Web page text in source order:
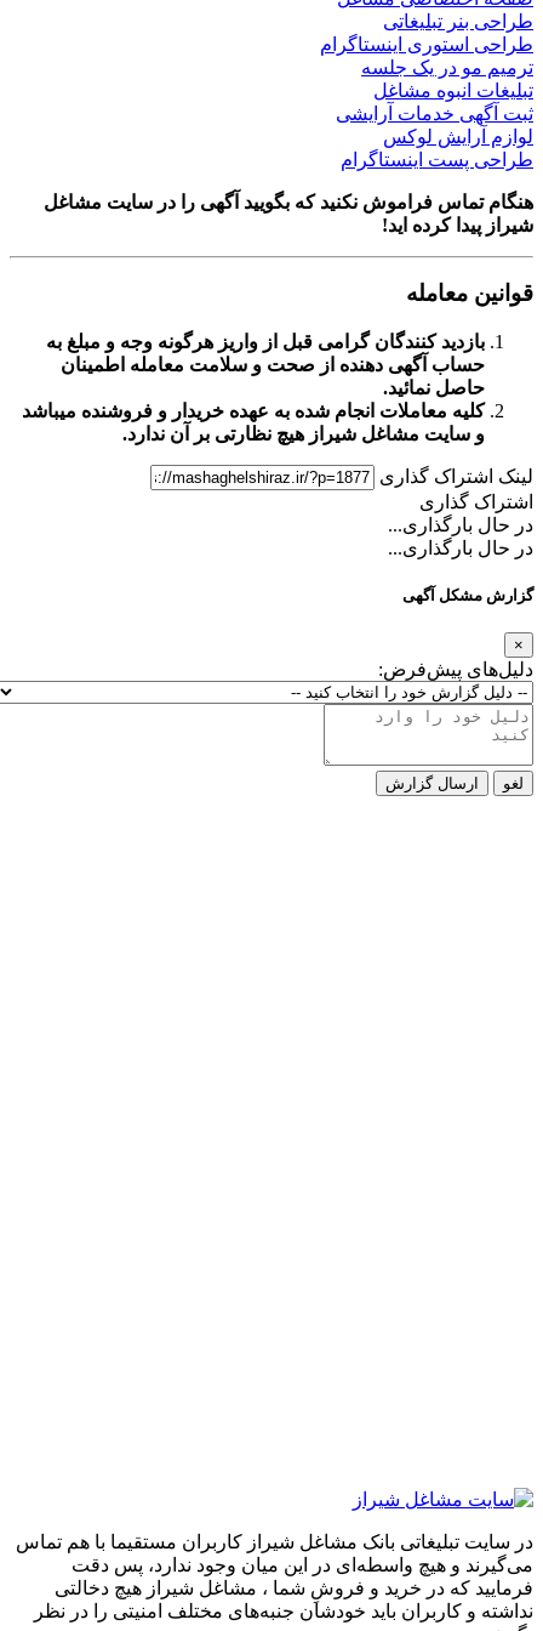
تبلیغاتی
اینستاگرام
در یک جلسه
مشاغل
خدمات آرایشی
لوکس
اینستاگرام
فراموش نکنید که بگویید آگهی را درسایت مشاغل
کرده اید!
کنندگان گرامی قبل از واریز هرگونه وجه و مبلغ به
آگهی دهنده از صحت و سلامت معامله اطمینان
نمائید.
معاملات انجام شده به عهده خریدار و فروشنده میباشد
سایت مشاغل شیرازهیچ نظارتی بر آن ندارد.
گذاری
آگهی
پیش‌فرض:
گزارش
بانک مشاغل شیراز کاربران مستقیما با هم تماس
و هیچ واسطه‌ای در این میان وجود ندارد، پس دقت
که در خرید و فروشِ شما ، مشاغل شیراز هیچ دخالتی
کاربران باید خودشان جنبه‌های مختلف امنیتی را در نظر